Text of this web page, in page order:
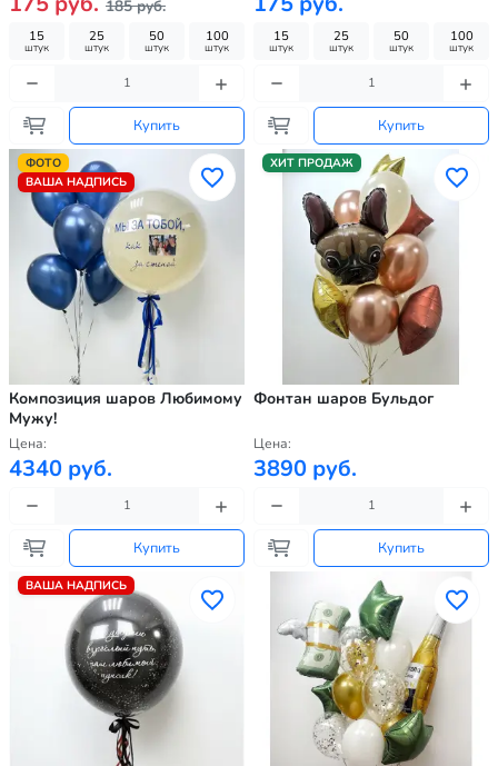
185 руб.
15
штук
25
штук
50
штук
100
штук
Купить
15
штук
25
штук
50
штук
100
штук
Купить
ФОТО
ВАША НАДПИСЬ
Композиция шаров Любимому
Мужу!
Цена:
4340 руб.
Купить
ХИТ ПРОДАЖ
Фонтан шаров Бульдог
Цена:
3890 руб.
Купить
ВАША НАДПИСЬ